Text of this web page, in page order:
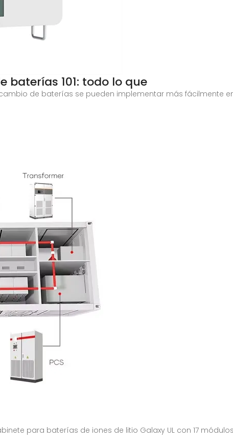
baterías 101: todo lo que
de baterías se pueden implementar más fácilmente
para baterías de iones de litio Galaxy UL con 17